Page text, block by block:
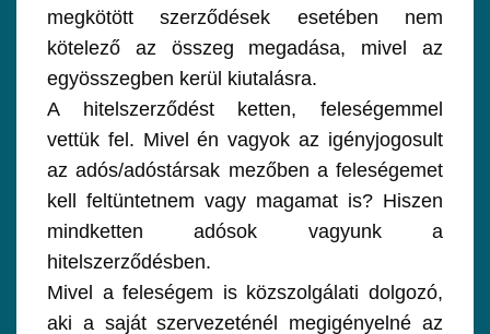
megkötött szerződések esetében nem
kötelező az összeg megadása, mivel az
egyösszegben kerül kiutalásra.
A hitelszerződést ketten, feleségemmel
vettük fel. Mivel én vagyok az igényjogosult
az adós/adóstársak mezőben a feleségemet
kell feltüntetnem vagy magamat is? Hiszen
mindketten adósok vagyunk a
hitelszerződésben.
Mivel a feleségem is közszolgálati dolgozó,
aki a saját szervezeténél megigényelné az